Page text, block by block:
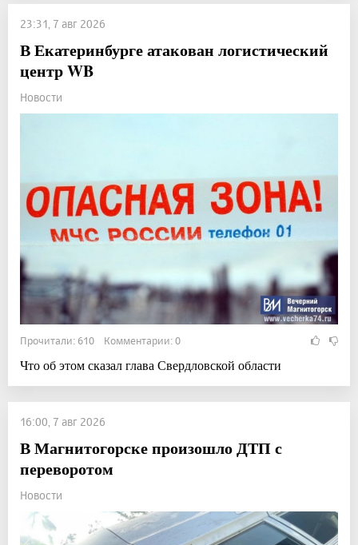
23:31, 7 авг 2026
В Екатеринбурге атакован логистический
центр WB
Новости
Прочитали: 610 Комментарии: 0
Что об этом сказал глава Свердловской области
16:00, 7 авг 2026
В Магнитогорске произошло ДТП с
переворотом
Новости